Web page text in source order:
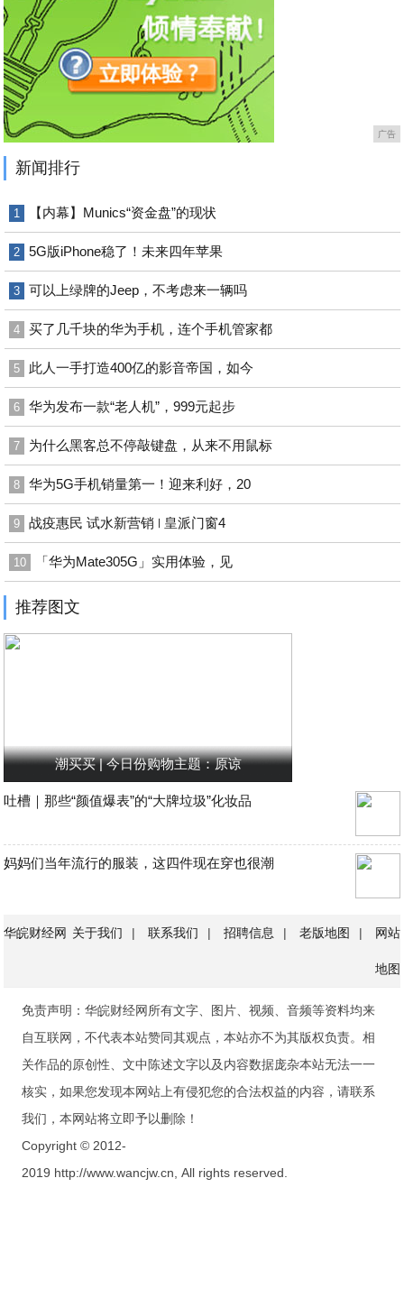
广告
新闻排行
1 【内幕】Munics“资金盘”的现状
2 5G版iPhone稳了！未来四年苹果
3 可以上绿牌的Jeep，不考虑来一辆吗
4 买了几千块的华为手机，连个手机管家都
5 此人一手打造400亿的影音帝国，如今
6 华为发布一款“老人机”，999元起步
7 为什么黑客总不停敲键盘，从来不用鼠标
8 华为5G手机销量第一！迎来利好，20
9 战疫惠民 试水新营销 ∣ 皇派门窗4
10 「华为Mate305G」实用体验，见
推荐图文
潮买买 | 今日份购物主题：原谅
吐槽｜那些“颜值爆表”的“大牌垃圾”化妆品
妈妈们当年流行的服装，这四件现在穿也很潮
华皖财经网 关于我们 | 联系我们 | 招聘信息 | 老版地图 | 网站
地图
免责声明：华皖财经网所有文字、图片、视频、音频等资料均来
自互联网，不代表本站赞同其观点，本站亦不为其版权负责。相
关作品的原创性、文中陈述文字以及内容数据庞杂本站无法一一
核实，如果您发现本网站上有侵犯您的合法权益的内容，请联系
我们，本网站将立即予以删除！
Copyright © 2012-
2019 http://www.wancjw.cn, All rights reserved.